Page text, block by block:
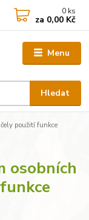
Menu
Hledat
0 ks
za 0,00 Kč
použití funkce
osobních